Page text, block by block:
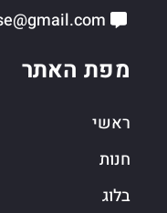
מפת האתר
ראשי
חנות
בלוג